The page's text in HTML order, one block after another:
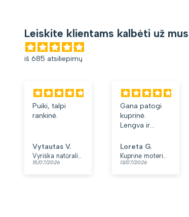
Leiskite klientams kalbėti už mus
iš 685 atsiliepimų
Vyriška natūralios odos rankinė per petį „Rovicky“, juoda
Gana patogi
Patinka, kad
yra du skyriai.Kuprinė moterims Peterson, tamsiai mėlyna K12